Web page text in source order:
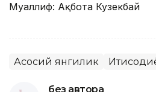
Муаллиф: Ақбота Кузекбай
Асосий янгилик
без автора